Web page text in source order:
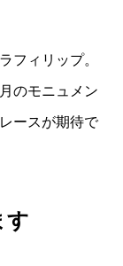
フィリップ。
のモニュメン
ースが期待で
す